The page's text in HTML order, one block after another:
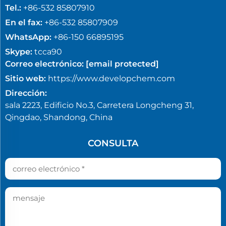
Tel.: +86-532 85807910
En el fax: +86-532 85807909
WhatsApp: +86-150 66895195
Skype: tcca90
Correo electrónico: [email protected]
Sitio web: https://www.developchem.com
Dirección:
sala 2223, Edificio No.3, Carretera Longcheng 31,
Qingdao, Shandong, China
CONSULTA